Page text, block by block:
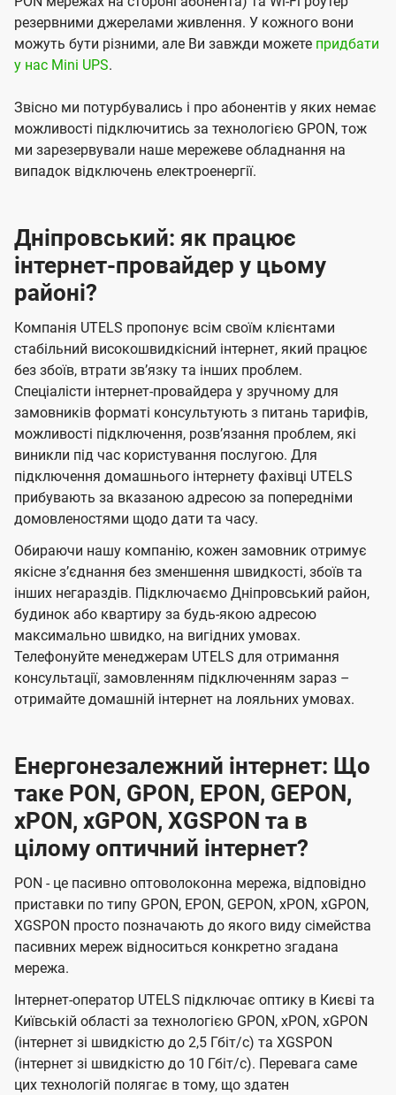
резервними джерелами живлення. У кожного вони
можуть бути різними, але Ви завжди можете придбати
у нас Mini UPS.
Звісно ми потурбувались і про абонентів у яких немає
можливості підключитись за технологією GPON, тож
ми зарезервували наше мережеве обладнання на
випадок відключень електроенергії.
Дніпровський: як працює
інтернет-провайдер у цьому
районі?
Компанія UTELS пропонує всім своїм клієнтами
стабільний високошвидкісний інтернет, який працює
без збоїв, втрати звʼязку та інших проблем.
Спеціалісти інтернет-провайдера у зручному для
замовників форматі консультують з питань тарифів,
можливості підключення, розвʼязання проблем, які
виникли під час користування послугою. Для
підключення домашнього інтернету фахівці UTELS
прибувають за вказаною адресою за попередніми
домовленостями щодо дати та часу.
Обираючи нашу компанію, кожен замовник отримує
якісне зʼєднання без зменшення швидкості, збоїв та
інших негараздів. Підключаємо Дніпровський район,
будинок або квартиру за будь-якою адресою
максимально швидко, на вигідних умовах.
Телефонуйте менеджерам UTELS для отримання
консультації, замовленням підключенням зараз –
отримайте домашній інтернет на лояльних умовах.
Енергонезалежний інтернет: Що
таке PON, GPON, EPON, GEPON,
xPON, xGPON, XGSPON та в
цілому оптичний інтернет?
PON - це пасивно оптоволоконна мережа, відповідно
приставки по типу GPON, EPON, GEPON, xPON, xGPON,
XGSPON просто позначають до якого виду сімейства
пасивних мереж відноситься конкретно згадана
мережа.
Інтернет-оператор UTELS підключає оптику в Києві та
Київській області за технологією GPON, xPON, xGPON
(інтернет зі швидкістю до 2,5 Гбіт/с) та XGSPON
(інтернет зі швидкістю до 10 Гбіт/с). Перевага саме
цих технологій полягає в тому, що здатен